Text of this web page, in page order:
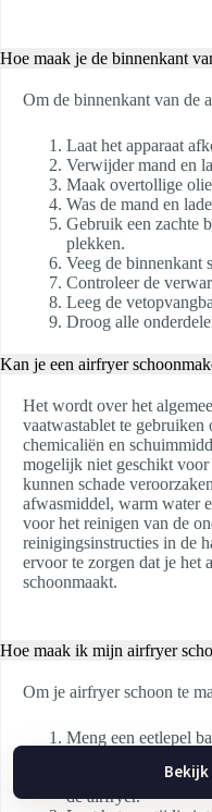
Hoe maak je de binnenkant
Om de binnenkant van de
Laat het apparaat
Verwijder mand en
Maak overtollige
Was de mand en
Gebruik een zachte
plekken.
Veeg de binnenkant
Controleer de
Leeg de
Droog alle
Kan je een airfryer
Het wordt over het
vaatwastablet te
chemicaliën en
mogelijk niet geschikt
kunnen schade
afwasmiddel, warm water
voor het reinigen van de
reinigingsinstructies in de
ervoor te zorgen dat je het
schoonmaakt.
Hoe maak ik mijn airfryer
Om je airfryer schoon te
Meng een eetlepel
Breng de pasta aan
de airfryer.